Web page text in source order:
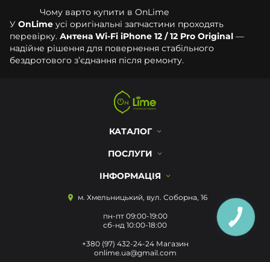
Чому варто купити в OnLime
У OnLime усі оригінальні запчастини проходять
перевірку. Антена Wi-Fi iPhone 12 / 12 Pro Original —
надійне рішення для повернення стабільного
бездротового з’єднання після ремонту.
КАТАЛОГ
ПОСЛУГИ
ІНФОРМАЦІЯ
м. Хмельницький, вул. Соборна, 16
пн-пт 09:00-19:00
сб-нд 10:00-18:00
+380 (97) 432-24-24 Магазин
onlime.ua@gmail.com
КНОПКА
ЗВ'ЯЗКУ